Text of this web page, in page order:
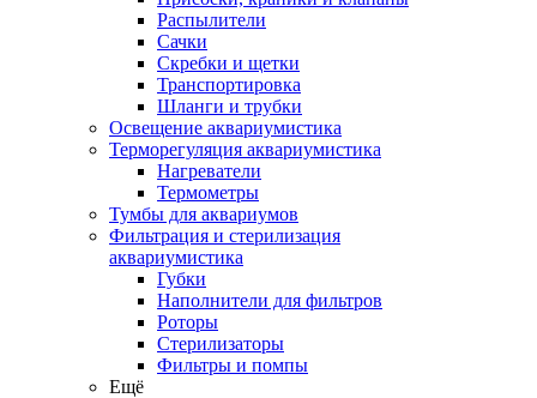
Распылители
Сачки
Скребки и щетки
Транспортировка
Шланги и трубки
Освещение аквариумистика
Терморегуляция аквариумистика
Нагреватели
Термометры
Тумбы для аквариумов
Фильтрация и стерилизация
аквариумистика
Губки
Наполнители для фильтров
Роторы
Стерилизаторы
Фильтры и помпы
Ещё